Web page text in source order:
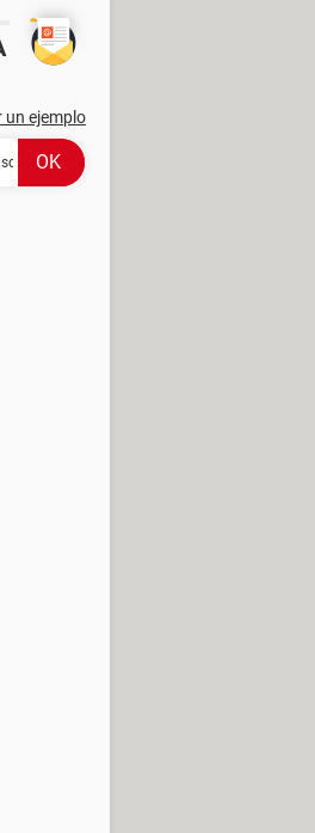
un ejemplo